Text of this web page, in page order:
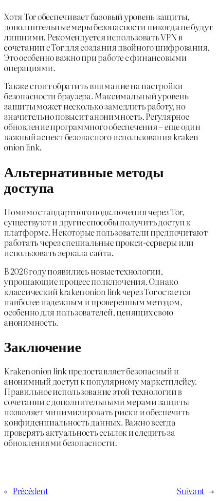
Хотя Tor обеспечивает базовый уровень защиты,
дополнительные меры безопасности никогда не будут
лишними. Рекомендуется использовать VPN в
сочетании с Tor для создания двойного шифрования.
Это особенно важно при работе с финансовыми
операциями.
Также стоит обратить внимание на настройки
безопасности браузера. Максимальный уровень
защиты может несколько замедлить работу, но
значительно повысит анонимность. Регулярное
обновление программного обеспечения – еще один
важный аспект безопасного использования kraken
onion link.
Альтернативные методы
доступа
Помимо стандартного подключения через Tor,
существуют и другие способы получить доступ к
платформе. Некоторые пользователи предпочитают
работать через специальные прокси-серверы или
использовать зеркала сайта.
В 2026 году появились новые технологии,
упрощающие процесс подключения. Однако
классический kraken onion link через Tor остается
наиболее надежным и проверенным методом,
особенно для пользователей, ценящих свою
анонимность.
Заключение
Kraken onion link предоставляет безопасный и
анонимный доступ к популярному маркетплейсу.
Правильное использование этой технологии в
сочетании с дополнительными мерами защиты
позволяет минимизировать риски и обеспечить
конфиденциальность данных. Важно всегда
проверять актуальность ссылок и следить за
обновлениями безопасности.
« Précédent Suivant →